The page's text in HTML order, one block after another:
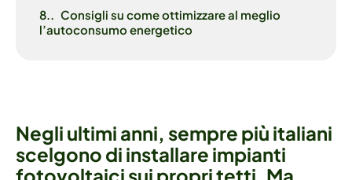
8.
Consigli su come ottimizzare al meglio
l’autoconsumo energetico
Negli ultimi anni, sempre più italiani
scelgono di installare impianti
fotovoltaicisui propritetti. Ma